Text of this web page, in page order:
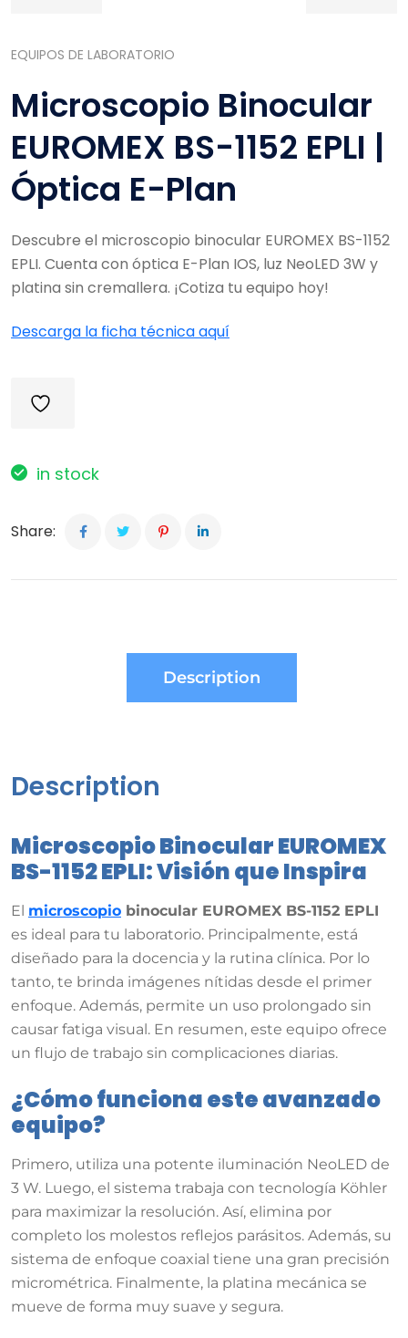
EQUIPOS DE LABORATORIO
Microscopio Binocular
EUROMEX BS-1152 EPLI |
Óptica E-Plan
Descubre el microscopio binocular EUROMEX BS-1152
EPLI. Cuenta con óptica E-Plan IOS, luz NeoLED 3W y
platina sin cremallera. ¡Cotiza tu equipo hoy!
Descarga la ficha técnica aquí
in stock
Share:
Description
Description
Microscopio Binocular EUROMEX
BS-1152 EPLI: Visión que Inspira
El microscopio binocular EUROMEX BS-1152 EPLI
es ideal para tu laboratorio. Principalmente, está
diseñado para la docencia y la rutina clínica. Por lo
tanto, te brinda imágenes nítidas desde el primer
enfoque. Además, permite un uso prolongado sin
causar fatiga visual. En resumen, este equipo ofrece
un flujo de trabajo sin complicaciones diarias.
¿Cómo funciona este avanzado
equipo?
Primero, utiliza una potente iluminación NeoLED de
3 W. Luego, el sistema trabaja con tecnología Köhler
para maximizar la resolución. Así, elimina por
completo los molestos reflejos parásitos. Además, su
sistema de enfoque coaxial tiene una gran precisión
micrométrica. Finalmente, la platina mecánica se
mueve de forma muy suave y segura.